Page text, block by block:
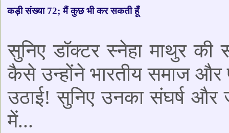
कड़ी संख्या 72; मैं कुछ भी कर सकती हूँ
सुनिए डॉक्टर स्नेहा माथुर
कैसे उन्होंने भारतीय समाज और
उठाई! सुनिए उनका संघर्ष और
में...